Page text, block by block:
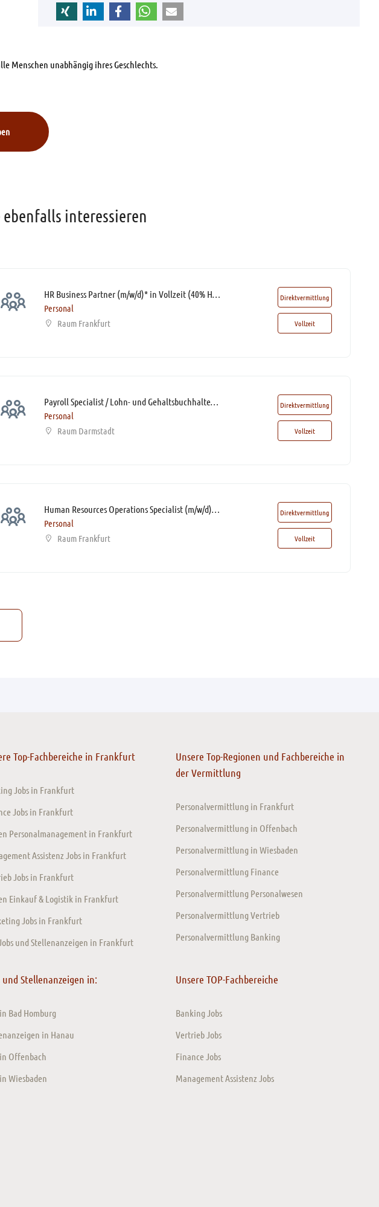
Menschen unabhängig ihres Geschlechts.
ebenfalls interessieren
HR Business Partner (m/w/d)* in Vollzeit (40% Homeoffice möglich)
Personal
Raum Frankfurt
Direktvermittlung
Vollzeit
Payroll Specialist / Lohn- und Gehaltsbuchhalter / Spezialist Entgeltabrechnung (m/w/d)* mit sehr guten DATEV-Kenntnissen
Personal
Raum Darmstadt
Direktvermittlung
Vollzeit
Human Resources Operations Specialist (m/w/d)* (40-60% Home Office-Option)
Personal
Raum Frankfurt
Direktvermittlung
Vollzeit
Top-Fachbereiche in Frankfurt
Jobs in Frankfurt
Jobs in Frankfurt
Personalmanagement in Frankfurt
Assistenz Jobs in Frankfurt
Jobs in Frankfurt
Einkauf & Logistik in Frankfurt
Jobs in Frankfurt
und Stellenanzeigen in Frankfurt
Unsere Top-Regionen und Fachbereiche in
der Vermittlung
Personalvermittlung in Frankfurt
Personalvermittlung in Offenbach
Personalvermittlung in Wiesbaden
Personalvermittlung Finance
Personalvermittlung Personalwesen
Personalvermittlung Vertrieb
Personalvermittlung Banking
und Stellenanzeigen in:
Bad Homburg
in Hanau
Offenbach
Wiesbaden
Unsere TOP-Fachbereiche
Banking Jobs
Vertrieb Jobs
Finance Jobs
Management Assistenz Jobs